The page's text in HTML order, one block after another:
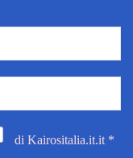
di Kairositalia.it.it *